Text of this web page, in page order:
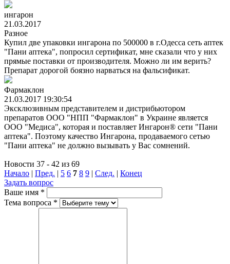
ингарон
21.03.2017
Разное
Купил две упаковки ингарона по 500000 в г.Одесса сеть аптек
"Пани аптека", попросил сертификат, мне сказали что у них
прямые поставки от производителя. Можно ли им верить?
Препарат дорогой боязно нарваться на фальсификат.
Фармаклон
21.03.2017 19:30:54
Эксклюзивным представителем и дистрибьютором
препаратов ООО "НПП "Фармаклон" в Украине является
ООО "Медиса", которая и поставляет Ингарон® сети "Пани
аптека". Поэтому качество Ингарона, продаваемого сетью
"Пани аптека" не должно вызывать у Вас сомнений.
Новости 37 - 42 из 69
Начало | Пред. | 5 6 7 8 9 | След. | Конец
Задать вопрос
Ваше имя *
Тема вопроса *